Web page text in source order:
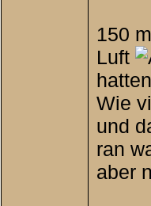
150
Luft
Wie
und
ran
aber